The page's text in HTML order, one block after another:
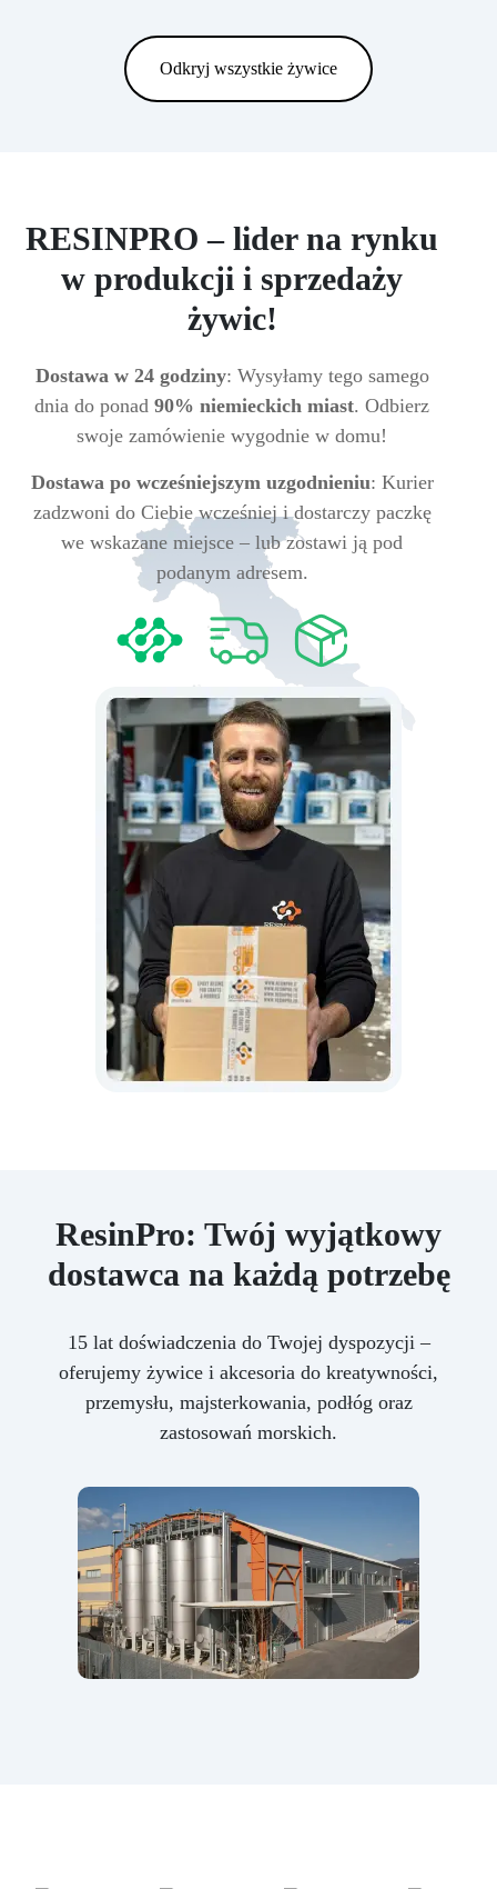
Odkryj wszystkie żywice
RESINPRO – lider na rynku
w produkcji i sprzedaży
żywic!
Dostawa w 24 godziny: Wysyłamy tego samego
dnia do ponad 90% niemieckich miast. Odbierz
swoje zamówienie wygodnie w domu!
Dostawa po wcześniejszym uzgodnieniu: Kurier
zadzwoni do Ciebie wcześniej i dostarczy paczkę
we wskazane miejsce – lub zostawi ją pod
podanym adresem.
ResinPro: Twój wyjątkowy
dostawca na każdą potrzebę
15 lat doświadczenia do Twojej dyspozycji –
oferujemy żywice i akcesoria do kreatywności,
przemysłu, majsterkowania, podłóg oraz
zastosowań morskich.